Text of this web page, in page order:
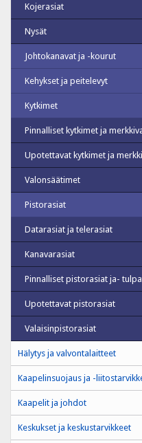
Kojerasiat
Nysät
Johtokanavat ja -kourut
Kehykset ja peitelevyt
Kytkimet
Pinnalliset kytkimet ja
Upotettavat kytkimet ja
Valonsäätimet
Pistorasiat
Datarasiat ja telerasiat
Kanavarasiat
Pinnalliset pistorasiat ja-
Upotettavat pistorasiat
Valaisinpistorasiat
Hälytys ja valvontalaitteet
Kaapelinsuojaus ja -
Kaapelit ja johdot
Keskukset ja keskustarvikkeet